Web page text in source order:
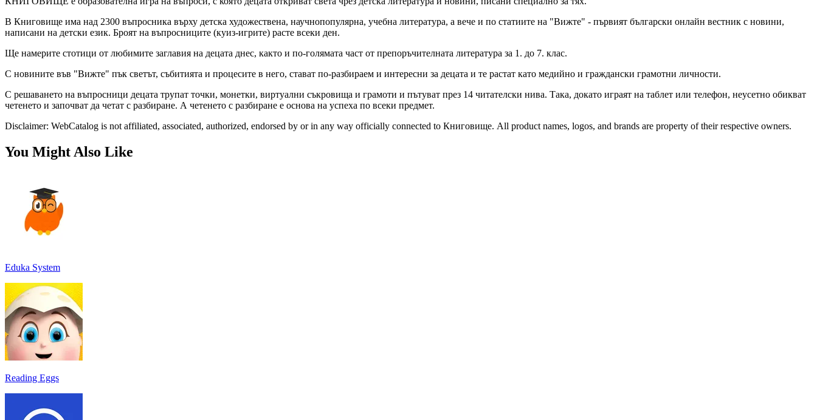
В Книговище има над 2300 въпросника върху детска художествена, научнопопулярна, учебна литература, а вече и по статиите на "Вижте" - първият български онлайн вестник с новини,
написани на детски език. Броят на въпросниците (куиз-игрите) расте всеки ден.
Ще намерите стотици от любимите заглавия на децата днес, както и по-голямата част от препоръчителната литература за 1. до 7. клас.
С новините във "Вижте" пък светът, събитията и процесите в него, стават по-разбираем и интересни за децата и те растат като медийно и граждански грамотни личности.
С решаването на въпросници децата трупат точки, монетки, виртуални съкровища и грамоти и пътуват през 14 читателски нива. Така, докато играят на таблет или телефон, неусетно обикват
четенето и започват да четат с разбиране. А четенето с разбиране е основа на успеха по всеки предмет.
Disclaimer: WebCatalog is not affiliated, associated, authorized, endorsed by or in any way officially connected to Книговище. All product names, logos, and brands are property of their respective owners.
You Might Also Like
Eduka System
Reading Eggs